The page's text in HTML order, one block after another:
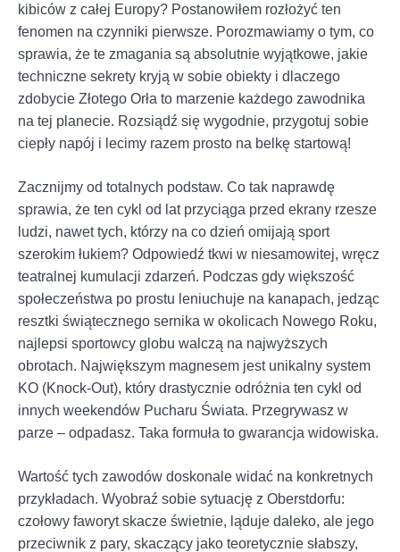
kibiców z całej Europy? Postanowiłem rozłożyć ten
fenomen na czynniki pierwsze. Porozmawiamy o tym, co
sprawia, że te zmagania są absolutnie wyjątkowe, jakie
techniczne sekrety kryją w sobie obiekty i dlaczego
zdobycie Złotego Orła to marzenie każdego zawodnika
na tej planecie. Rozsiądź się wygodnie, przygotuj sobie
ciepły napój i lecimy razem prosto na belkę startową!
Zacznijmy od totalnych podstaw. Co tak naprawdę
sprawia, że ten cykl od lat przyciąga przed ekrany rzesze
ludzi, nawet tych, którzy na co dzień omijają sport
szerokim łukiem? Odpowiedź tkwi w niesamowitej, wręcz
teatralnej kumulacji zdarzeń. Podczas gdy większość
społeczeństwa po prostu leniuchuje na kanapach, jedząc
resztki świątecznego sernika w okolicach Nowego Roku,
najlepsi sportowcy globu walczą na najwyższych
obrotach. Największym magnesem jest unikalny system
KO (Knock-Out), który drastycznie odróżnia ten cykl od
innych weekendów Pucharu Świata. Przegrywasz w
parze – odpadasz. Taka formuła to gwarancja widowiska.
Wartość tych zawodów doskonale widać na konkretnych
przykładach. Wyobraź sobie sytuację z Oberstdorfu:
czołowy faworyt skacze świetnie, ląduje daleko, ale jego
przeciwnik z pary, skaczący jako teoretycznie słabszy,